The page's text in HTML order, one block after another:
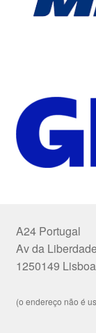
A24 Portugal
Av da
1250149 Lisboa
(o endereço não é